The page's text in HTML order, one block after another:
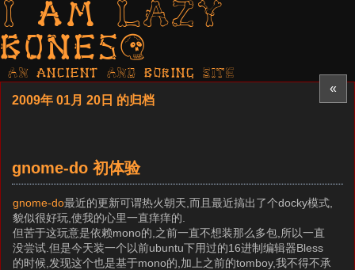
I am LAZY
bones?
AN ancient AND boring SITE
«
2009年 01月 20日 的归档
gnome-do 初体验
gnome-do最近的更新可谓热火朝天,而且最近搞出了个docky模式,
貌似很好玩,使我的心里一直痒痒的.
但苦于这玩意是依赖mono的,之前一直不想装那么多包,所以一直
没尝试.但是今天装一个以前ubuntu下用过的16进制编辑器Bless
的时候,发现这个也是基于mono的,加上之前的tomboy,我不得不承